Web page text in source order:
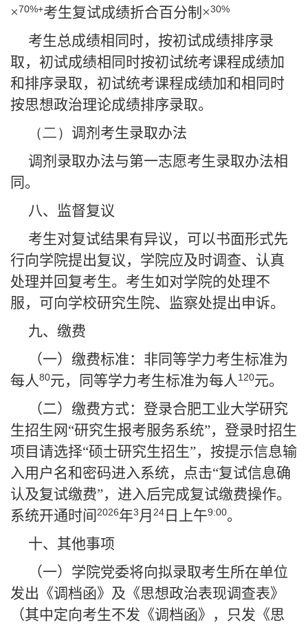
×70%+考生复试成绩折合百分制×30%
考生总成绩相同时，按初试成绩排序录
取，初试成绩相同时按初试统考课程成绩加
和排序录取，初试统考课程成绩加和相同时
按思想政治理论成绩排序录取。
（二） 调剂考生录取办法
调剂录取办法与第一志愿考生录取办法相
同。
八、监督复议
考生对复试结果有异议，可以书面形式先
行向学院提出复议，学院应及时调查、认真
处理并回复考生。考生如对学院的处理不
服，可向学校研究生院、监察处提出申诉。
九、缴费
（一）缴费标准：非同等学力考生标准为
每人80元，同等学力考生标准为每人120元。
（二）缴费方式：登录合肥工业大学研究
生招生网“研究生报考服务系统”，登录时招生
项目请选择“硕士研究生招生”，按提示信息输
入用户名和密码进入系统，点击“复试信息确
认及复试缴费”，进入后完成复试缴费操作。
系统开通时间 2026年3月 24 日上午9:00。
十、其他事项
（一）学院党委将向拟录取考生所在单位
发出《调档函》及《思想政治表现调查表》
（其中定向考生不发《调档函》，只发《思